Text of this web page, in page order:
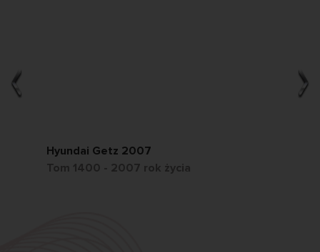
Hyundai Getz 2007
Tom 1400 - 2007 rok życia